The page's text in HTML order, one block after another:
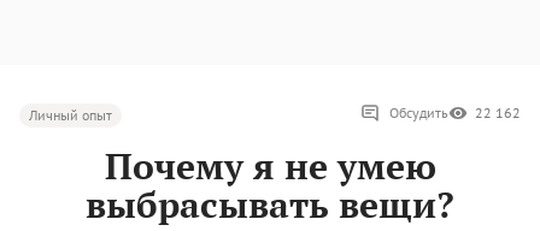
Личный опыт Обсудить 22 162
Почему я не умею
выбрасывать вещи?